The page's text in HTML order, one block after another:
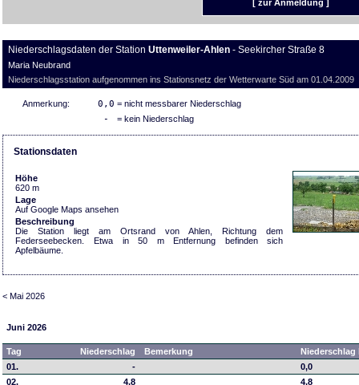
[ zur Anmeldung ]
Niederschlagsdaten der Station Uttenweiler-Ahlen - Seekircher Straße 8
Maria Neubrand
Niederschlagsstation aufgenommen ins Stationsnetz der Wetterwarte Süd am 01.04.2009
Anmerkung: 0,0 = nicht messbarer Niederschlag
- = kein Niederschlag
Stationsdaten
Höhe
620 m
Lage
Auf Google Maps ansehen
Beschreibung
Die Station liegt am Ortsrand von Ahlen, Richtung dem
Federseebecken. Etwa in 50 m Entfernung befinden sich
Apfelbäume.
< Mai 2026
Juni 2026
Tag Niederschlag Bemerkung
01.
-
0,0
02.
4,8 4,8